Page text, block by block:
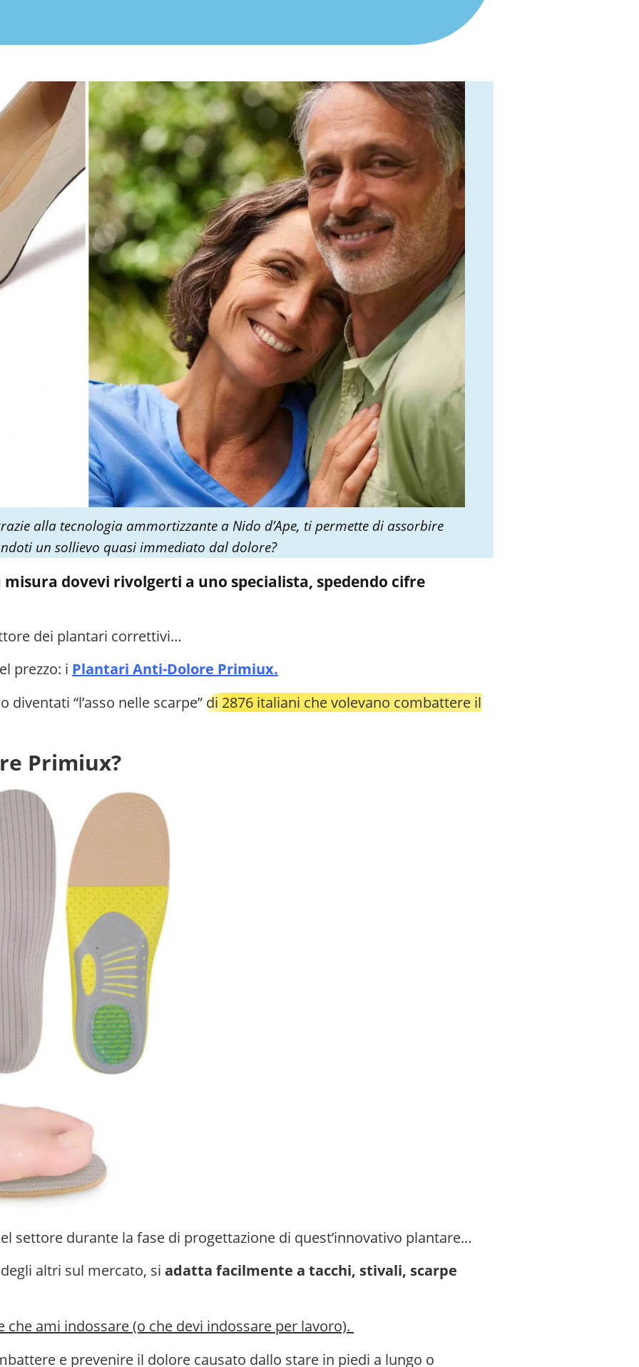
alla tecnologia ammortizzante a Nido d’Ape, ti permette di assorbire
un sollievo quasi immediato dal dolore?
dovevi rivolgerti a uno specialista, spedendo cifre
dei plantari correttivi…
prezzo: i Plantari Anti-Dolore Primiux.
diventati “l’asso nelle scarpe”di 2876 italiani che volevano combattere il
Primiux?
settore durante la fase di progettazione di quest’innovativo plantare…
altri sul mercato, si adatta facilmente a tacchi, stivali, scarpe
ami indossare (o che devi indossare per lavoro).
e prevenire il dolore causato dallo stare in piedi a lungo o